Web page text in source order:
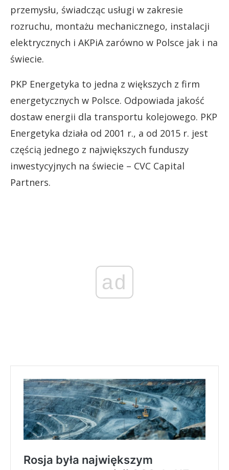
przemysłu, świadcząc usługi w zakresie
rozruchu, montażu mechanicznego, instalacji
elektrycznych i AKPiA zarówno w Polsce jak i na
świecie.
PKP Energetyka to jedna z większych z firm
energetycznych w Polsce. Odpowiada jakość
dostaw energii dla transportu kolejowego. PKP
Energetyka działa od 2001 r., a od 2015 r. jest
częścią jednego z największych funduszy
inwestycyjnych na świecie – CVC Capital
Partners.
ad